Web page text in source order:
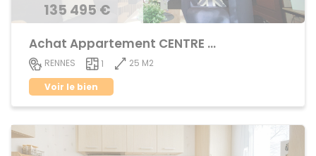
135 495 €
Achat Appartement CENTRE VILLE
RENNES 1
25 M2
Voir le bien